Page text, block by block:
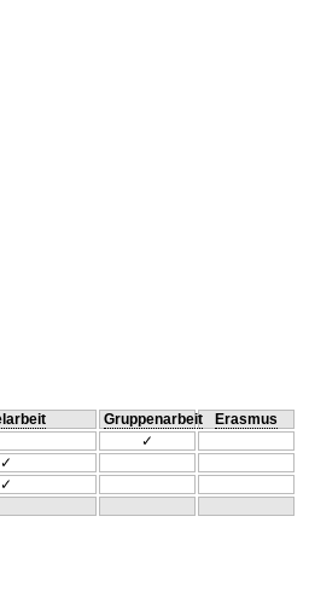
Gruppenarbeit
Erasmus
✓
✓
✓